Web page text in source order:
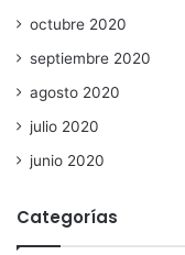
octubre 2020
septiembre 2020
agosto 2020
julio 2020
junio 2020
Categorías